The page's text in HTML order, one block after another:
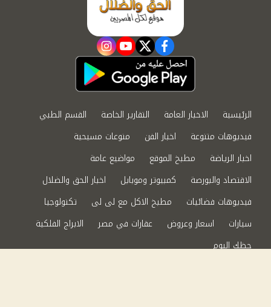
facebook
twitter
youtube
instagram
الرئيسية الاخبار العامة التقارير الخاصة
القسم الطبي
فيديوهات متنوعة
اخبار الفن
منوعات مسيحية
اخبار الرياضة
مطبخ الموقع
مواضيع عامة
الاقتصاد والبورصة
كمبيوتر وموبايل
اخبار الحق والضلال
فيديوهات فضائيات
مطبخ الاكل مع لى لى
تكنولوجيا
سيارات
اسعار وعروض عقارات في مصر
الابراج الفلكية
حظك اليوم